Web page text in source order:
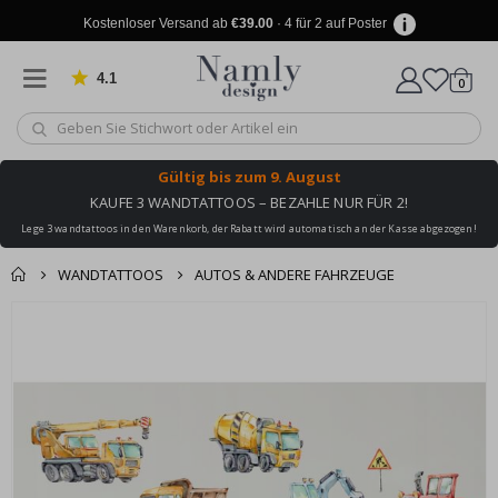
Kostenloser Versand ab €39.00· 4 für 2 auf Poster
4.1 von 1019 Bewertungen
Wagen
0
Gültig bis zum 9. August
KAUFE 3 WANDTATTOOS – BEZAHLE NUR FÜR 2!
Lege 3 wandtattoos in den Warenkorb, der Rabatt wird automatisch an der Kasse abgezogen!
WANDTATTOOS AUTOS & ANDERE FAHRZEUGE
hinzugefügt ✔️
Kostenloser Versand
erreicht!